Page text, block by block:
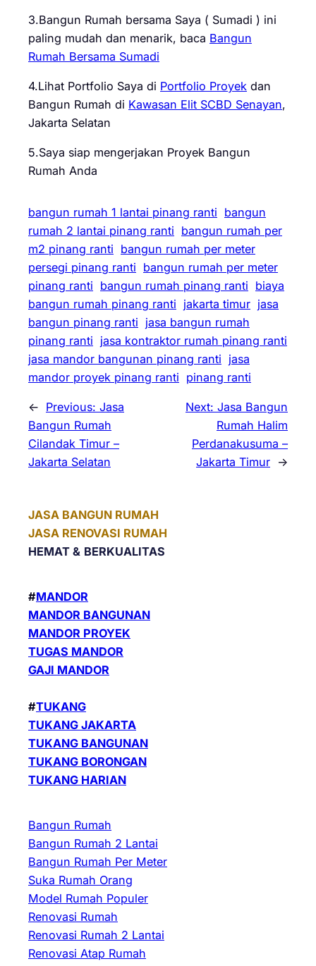
3.Bangun Rumah bersama Saya ( Sumadi ) ini
paling mudah dan menarik, baca Bangun
Rumah Bersama Sumadi
4.Lihat Portfolio Saya di Portfolio Proyek dan
Bangun Rumah di Kawasan Elit SCBD Senayan,
Jakarta Selatan
5.Saya siap mengerjakan Proyek Bangun
Rumah Anda
bangun rumah 1 lantai pinang ranti bangun
rumah 2 lantai pinang ranti bangun rumah per
m2 pinang ranti bangun rumah per meter
persegi pinang ranti bangun rumah per meter
pinang ranti bangun rumah pinang ranti biaya
bangun rumah pinang ranti jakarta timur jasa
bangun pinang ranti jasa bangun rumah
pinang ranti jasa kontraktor rumah pinang ranti
jasa mandor bangunan pinang ranti jasa
mandor proyek pinang ranti pinang ranti
← Previous: Jasa
Bangun Rumah
Cilandak Timur –
Jakarta Selatan
Next: Jasa Bangun
Rumah Halim
Perdanakusuma –
Jakarta Timur →
JASA BANGUN RUMAH
JASA RENOVASI RUMAH
HEMAT & BERKUALITAS
#MANDOR
MANDOR BANGUNAN
MANDOR PROYEK
TUGAS MANDOR
GAJI MANDOR
#TUKANG
TUKANG JAKARTA
TUKANG BANGUNAN
TUKANG BORONGAN
TUKANG HARIAN
Bangun Rumah
Bangun Rumah 2 Lantai
Bangun Rumah Per Meter
Suka Rumah Orang
Model Rumah Populer
Renovasi Rumah
Renovasi Rumah 2 Lantai
Renovasi Atap Rumah